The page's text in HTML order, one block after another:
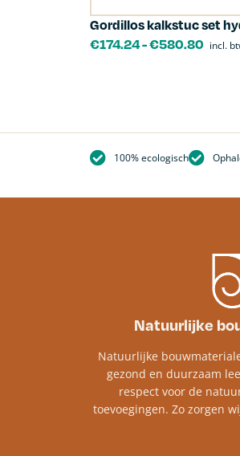
Gordillos kalkstuc set
€174.24-€580.80 incl.
100% ecologisch
Natuurlijke
Natuurlijke
gezond en duurzaam
respect voor de
toevoegingen. Zo zorgen